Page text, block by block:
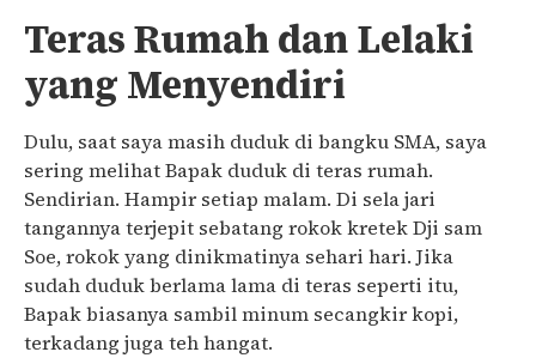
Teras Rumah dan Lelaki
yang Menyendiri
Dulu, saat saya masih duduk di bangku SMA, saya
sering melihat Bapak duduk di teras rumah.
Sendirian. Hampir setiap malam. Di sela jari
tangannya terjepit sebatang rokok kretek Dji sam
Soe, rokok yang dinikmatinya sehari hari. Jika
sudah duduk berlama lama di teras seperti itu,
Bapak biasanya sambil minum secangkir kopi,
terkadang juga teh hangat.